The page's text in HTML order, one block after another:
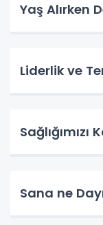
Yaş Alırken
Liderlik ve
Sağlığımızı
Sana ne